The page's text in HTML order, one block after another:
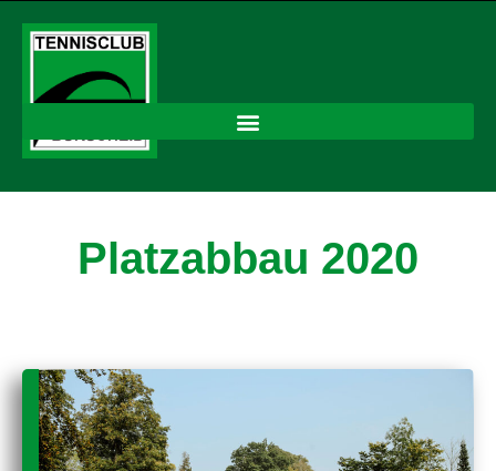
Platzabbau 2020